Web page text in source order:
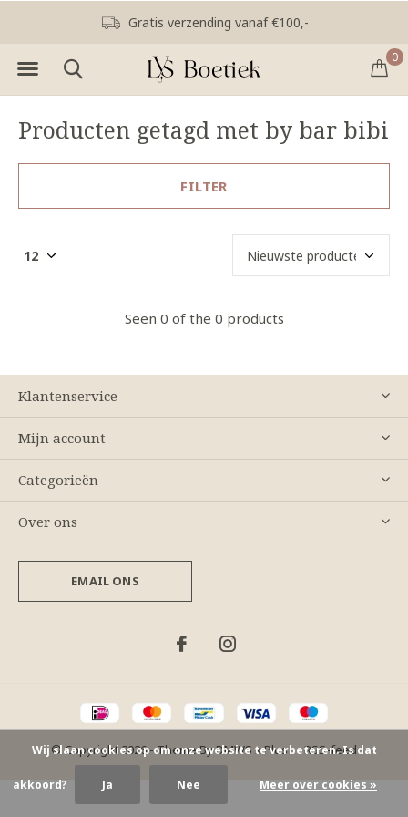
0
Gratis verzending vanaf €100,-
Producten getagd met by bar bibi
FILTER
Seen 0 of the 0 products
Klantenservice
Mijn account
Categorieën
Over ons
EMAIL ONS
© Copyright2026- Theme ByDMWS xPlus+-RSS-feed
Wij slaan cookies op om onze website te verbeteren. Is dat
akkoord? Ja Nee Meer over cookies »